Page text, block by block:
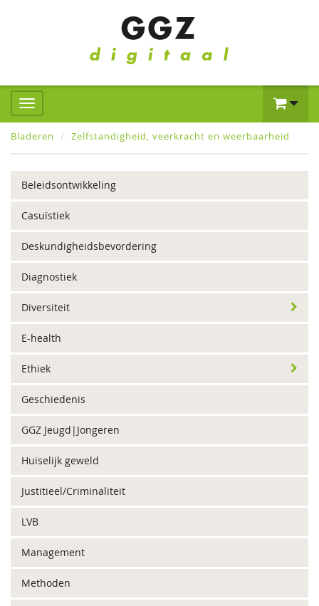
Bladeren Zelfstandigheid, veerkracht en weerbaarheid
Beleidsontwikkeling
Casuïstiek
Deskundigheidsbevordering
Diagnostiek
Diversiteit
E-health
Ethiek
Geschiedenis
GGZ Jeugd|Jongeren
Huiselijk geweld
Justitieel/Criminaliteit
LVB
Management
Methoden